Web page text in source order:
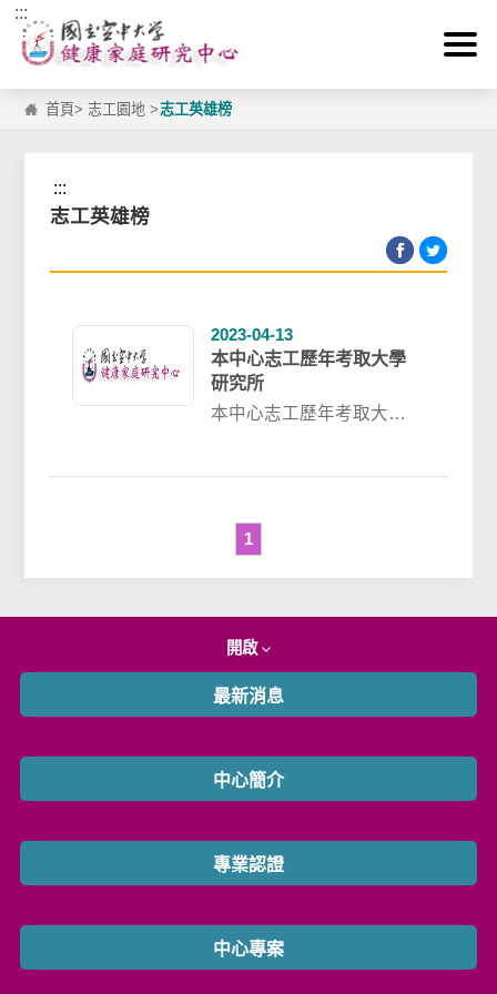
跳到主要內容區塊
:::
首頁>志工園地 >志工英雄榜
:::
志工英雄榜
2023-04-13
本中心志工歷年考取大學
研究所
本中心志工歷年考取大學
1
開啟
最新消息
中心簡介
專業認證
中心專案